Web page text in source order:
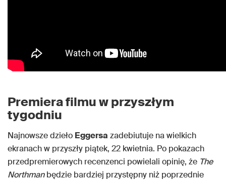
Premiera filmu w przyszłym
tygodniu
Najnowsze dzieło Eggersa zadebiutuje na wielkich
ekranach w przyszły piątek, 22 kwietnia. Po pokazach
przedpremierowych recenzenci powielali opinię, że The
Northmanbędzie bardziej przystępny niż poprzednie